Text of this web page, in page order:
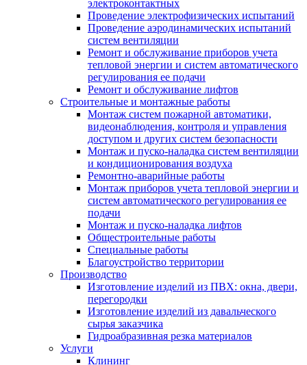
электроконтактных
Проведение электрофизических испытаний
Проведение аэродинамических испытаний
систем вентиляции
Ремонт и обслуживание приборов учета
тепловой энергии и систем автоматического
регулирования ее подачи
Ремонт и обслуживание лифтов
Строительные и монтажные работы
Монтаж систем пожарной автоматики,
видеонаблюдения, контроля и управления
доступом и других систем безопасности
Монтаж и пуско-наладка систем вентиляции
и кондиционирования воздуха
Ремонтно-аварийные работы
Монтаж приборов учета тепловой энергии и
систем автоматического регулирования ее
подачи
Монтаж и пуско-наладка лифтов
Общестроительные работы
Специальные работы
Благоустройство территории
Производство
Изготовление изделий из ПВХ: окна, двери,
перегородки
Изготовление изделий из давальческого
сырья заказчика
Гидроабразивная резка материалов
Услуги
Клининг